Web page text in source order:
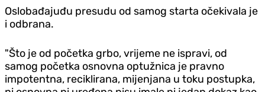
Oslobađajuđu presudu od samog starta očekivala je
i odbrana.
"Što je od početka grbo, vrijeme ne ispravi, od
samog početka osnovna optužnica je pravno
impotentna, reciklirana, mijenjana u toku postupka,